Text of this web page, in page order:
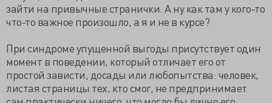
зайти на привычные странички. А ну как там у кого-то
что-то важное произошло, а я и не в курсе?
При синдроме упущенной выгоды присутствует один
момент в поведении, который отличает его от
простой зависти, досады или любопытства: человек,
листая страницы тех, кто смог, не предпринимает